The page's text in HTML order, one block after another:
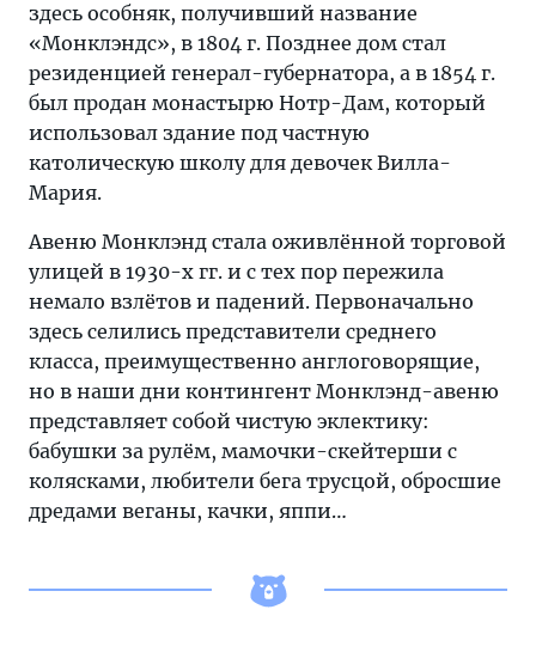
здесь особняк, получивший название
«Монклэндс», в 1804 г. Позднее дом стал
резиденцией генерал-губернатора, а в 1854 г.
был продан монастырю Нотр-Дам, который
использовал здание под частную
католическую школу для девочек Вилла-
Мария.
Авеню Монклэнд стала оживлённой торговой
улицей в 1930-х гг. и с тех пор пережила
немало взлётов и падений. Первоначально
здесь селились представители среднего
класса, преимущественно англоговорящие,
но в наши дни контингент Монклэнд-авеню
представляет собой чистую эклектику:
бабушки за рулём, мамочки-скейтерши с
колясками, любители бега трусцой, обросшие
дредами веганы, качки, яппи…